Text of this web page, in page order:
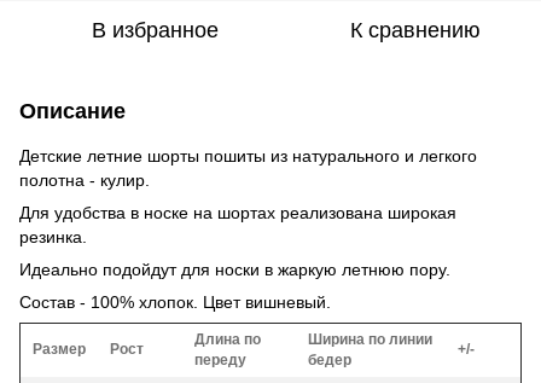
В избранное К сравнению
Описание
Детские летние шорты пошиты из натурального и легкого
полотна - кулир.
Для удобства в носке на шортах реализована широкая
резинка.
Идеально подойдут для носки в жаркую летнюю пору.
Состав - 100% хлопок. Цвет вишневый.
Размер Рост
Длина по
переду
Ширина по линии
бедер
+/-